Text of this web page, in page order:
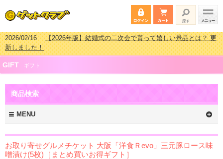
2026/02/03【2026年版】ゴルフコンペ景品 3000円未満［2000円～
2999円編］もらってうれしい人気ラ…
2026/07/15【2026年版】ビンゴゲーム景品おすすめ金額別人気ランキ
ング 更新しました！
2026/04/03【2026年版】ゴルフコンペ景品 3000円未満［2000円～
2999円編］もらってうれしい人気ラ…
2026/02/16
新しました！
GIFT ギフト
商品検索
MENU
お取り寄せグルメチケット 大阪「洋食Ｒevo」三元豚ロース味
噌漬け(5枚)［まとめ買いお得ギフト］